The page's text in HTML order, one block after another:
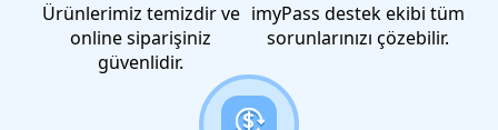
Ürünlerimiz temizdir ve
online siparişiniz
güvenlidir.
imyPass destek ekibi tüm
sorunlarınızı çözebilir.